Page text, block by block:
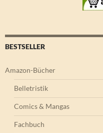
BESTSELLER
Amazon-Bücher
Belletristik
Comics & Mangas
Fachbuch